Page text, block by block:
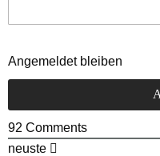
Angemeldet bleiben
92 Comments
neuste